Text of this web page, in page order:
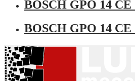
BOSCH GPO 14 CE
BOSCH GPO 14 CE